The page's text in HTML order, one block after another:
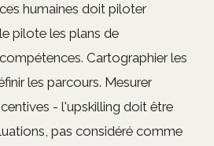
humaines doit piloter
pilote les plans de
Cartographier les
les parcours. Mesurer
- l'upskilling doit être
pas considéré comme